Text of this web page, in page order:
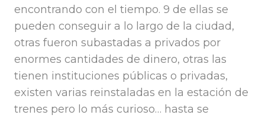
encontrando con el tiempo. 9 de ellas se
pueden conseguir a lo largo de la ciudad,
otras fueron subastadas a privados por
enormes cantidades de dinero, otras las
tienen instituciones públicas o privadas,
existen varias reinstaladas en la estación de
trenes pero lo más curioso… hasta se